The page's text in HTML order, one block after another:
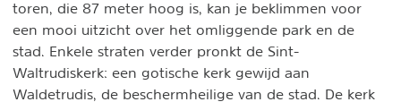
toren, die 87 meter hoog is, kan je beklimmen voor
een mooi uitzicht over het omliggende park en de
stad. Enkele straten verder pronkt de Sint-
Waltrudiskerk: een gotische kerk gewijd aan
Waldetrudis, de beschermheilige van de stad. De kerk